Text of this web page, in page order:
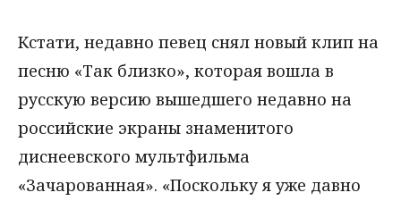
Кстати, недавно певец снял новый клип на
песню «Так близко», которая вошла в
русскую версию вышедшего недавно на
российские экраны знаменитого
диснеевского мультфильма
«Зачарованная». «Поскольку я уже давно